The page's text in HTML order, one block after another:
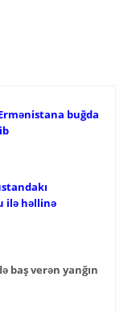
buğda
ilə həllinə
baş verən yanğın